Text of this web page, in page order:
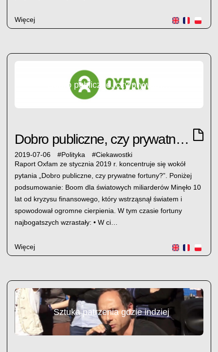
Więcej
Dobro publiczne, czy prywatne fortuny?
2019-07-06 #Polityka #Ciekawostki
Raport Oxfam ze stycznia 2019 r. koncentruje się wokół
pytania „Dobro publiczne, czy prywatne fortuny?”. Poniżej
podsumowanie: Boom dla światowych miliarderów Minęło 10
lat od kryzysu finansowego, który wstrząsnął światem i
spowodował ogromne cierpienia. W tym czasie fortuny
najbogatszych wzrastały: • W ci…
Więcej
Sztuka patrzenia gdzie indziej